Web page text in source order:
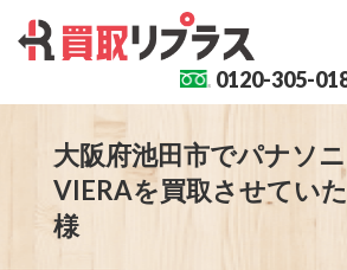
0120-305-
大阪府池田市でパナソ
VIERAを買取させてい
様